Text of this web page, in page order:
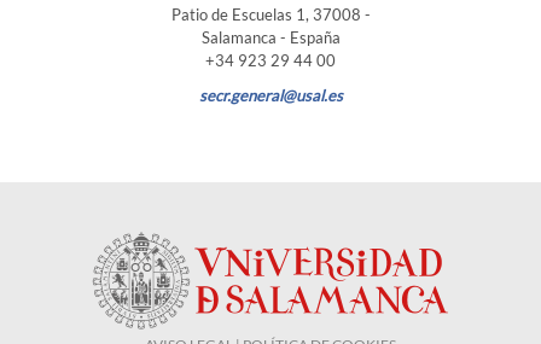
Patio de Escuelas 1, 37008 -
Salamanca - España
+34 923 29 44 00
secr.general@usal.es